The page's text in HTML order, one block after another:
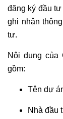
TƯ
VẤN
ĐẦU
TƯ
NƯỚC
NGOÀI
VẤN
đăng ký đầu
ghi nhận
tư.
Nội dung của
gồm:
Tên dự
Nhà đầu